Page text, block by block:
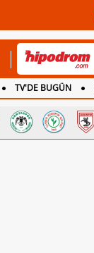
TV'DE BUGÜN